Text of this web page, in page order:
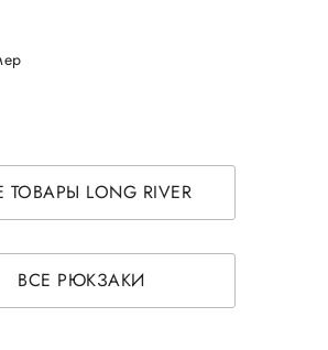
ТОВАРЫ LONG RIVER
ВСЕ РЮКЗАКИ